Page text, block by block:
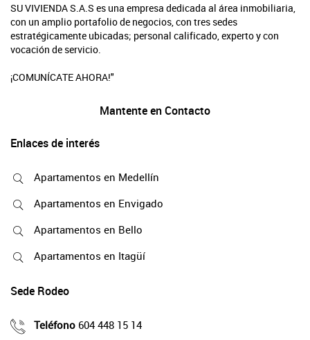
SU VIVIENDA S.A.S es una empresa dedicada al área inmobiliaria,
con un amplio portafolio de negocios, con tres sedes
estratégicamente ubicadas; personal calificado, experto y con
vocación de servicio.
¡COMUNÍCATE AHORA!"
Mantente en Contacto
Enlaces de interés
Apartamentos en Medellín
Apartamentos en Envigado
Apartamentos en Bello
Apartamentos en Itagüí
Sede Rodeo
Teléfono 604 448 15 14